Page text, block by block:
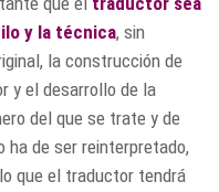
y la técnica, sin
la construcción de
y el desarrollo de la
del que se trate y de
ha de ser reinterpretado,
que el traductor tendrá